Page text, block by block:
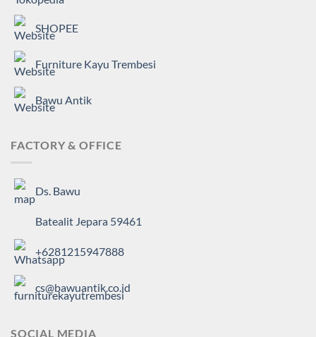
SHOPEE
Furniture Kayu Trembesi
Bawu Antik
FACTORY & OFFICE
Ds. Bawu
Batealit Jepara 59461
+6281215947888
cs@bawuantik.co.id
SOCIAL MEDIA